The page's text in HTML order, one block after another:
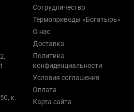
к.
Сотрудничество
Термоприводы «Богатырь»
О нас
Доставка
Политика
конфиденциальности
Условия соглашения
Оплата
Карта сайта